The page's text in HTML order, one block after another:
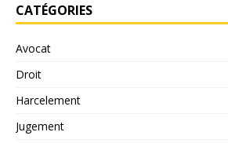
CATÉGORIES
Avocat
Droit
Harcelement
Jugement